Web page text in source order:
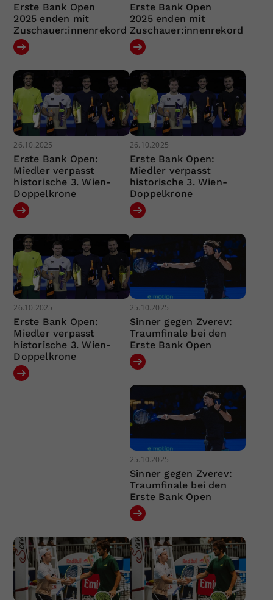
Erste Bank Open
2025 enden mit
Zuschauer:innenrekord
Erste Bank Open
2025 enden mit
Zuschauer:innenrekord
26.10.2025
Erste Bank Open:
Miedler verpasst
historische 3. Wien-
Doppelkrone
26.10.2025
Erste Bank Open:
Miedler verpasst
historische 3. Wien-
Doppelkrone
26.10.2025
Erste Bank Open:
Miedler verpasst
historische 3. Wien-
Doppelkrone
25.10.2025
Sinner gegen Zverev:
Traumfinale bei den
Erste Bank Open
25.10.2025
Sinner gegen Zverev:
Traumfinale bei den
Erste Bank Open